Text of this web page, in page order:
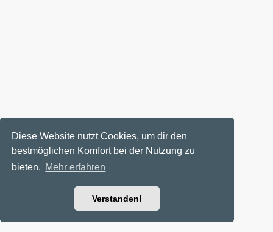
Diese Website nutzt Cookies, um dir den
bestmöglichen Komfort bei der Nutzung zu
bieten. Mehr erfahren
Verstanden!